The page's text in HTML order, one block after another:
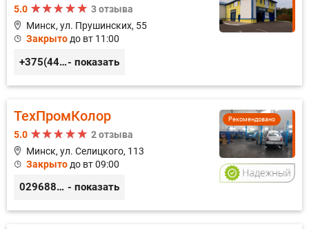
5.0
3 отзыва
Минск, ул. Прушинских, 55
Закрыто до вт 11:00
+375(44) 559-27-77- показать
Рекомендовано
ТехПромКолор
5.0
2 отзыва
Минск, ул. Селицкого, 113
Закрыто до вт 09:00
0296889898 - показать